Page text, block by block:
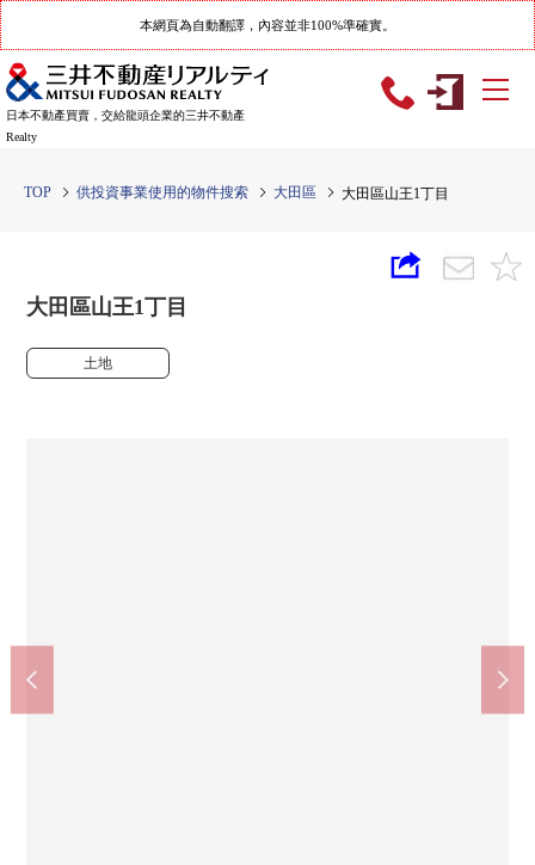
本網頁為自動翻譯，內容並非100%準確實。
日本不動產買賣，交給龍頭企業的三井不動產
Realty
TOP 供投資事業使用的物件搜索 大田區 大田區山王1丁目
大田區山王1丁目
土地